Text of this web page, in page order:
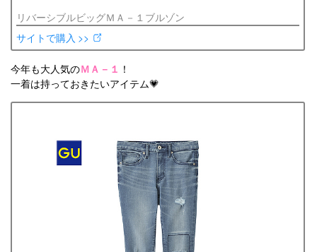
リバーシブルビッグＭＡ－１ブルゾン
サイトで購入 >>
今年も大人気のＭＡ－１ ！
一着は持っておきたいアイテム💗